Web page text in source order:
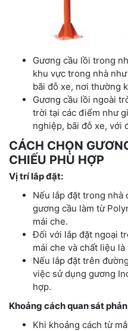
Gương cầu lồi trong
khu vực trong nhà
bãi đỗ xe, nơi thường
Gương cầu lồi ngoài
trời tại các điểm như
nghiệp, bãi đỗ xe, với
CÁCH CHỌN
CHIẾU PHÙ HỢP
Vị trí lắp đặt:
Nếu lắp đặt trong nhà
gương cầu làm từ
mái che.
Đối với lắp đặt ngoại
mái che và chất liệu là
Nếu lắp đặt trên
việc sử dụng gương
hợp.
Khoảng cách quan sát
Khi khoảng cách từ